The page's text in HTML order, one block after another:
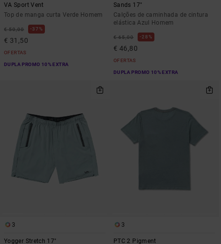
VA Sport Vent
Top de manga curta Verde Homem
€ 50,00 37%
€ 31,50
OFERTAS
DUPLA PROMO 10% EXTRA
Sands 17"
Calções de caminhada de cintura
elástica Azul Homem
€ 65,00 28%
€ 46,80
OFERTAS
DUPLA PROMO 10% EXTRA
3
Yogger Stretch 17"
3
PTC 2 Pigment